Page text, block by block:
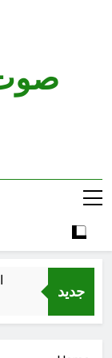
صوت
جديد